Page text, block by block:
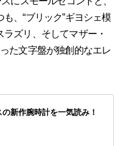
、“ブリック”ギヨシェ模
ズリ、そしてマザー・
た文字盤が独創的なエレ
新作腕時計を一気読み！